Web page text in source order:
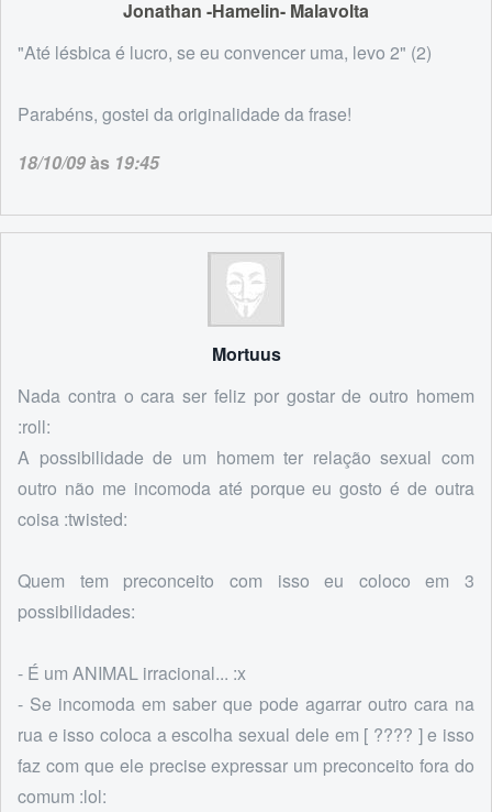
Jonathan -Hamelin- Malavolta
"Até lésbica é lucro, se eu convencer uma, levo 2" (2)
Parabéns, gostei da originalidade da frase!
18/10/09às 19:45
Mortuus
Nada contra o cara ser feliz por gostar de outro homem
:roll:
A possibilidade de um homem ter relação sexual com
outro não me incomoda até porque eu gosto é de outra
coisa :twisted:
Quem tem preconceito com isso eu coloco em 3
possibilidades:
- É um ANIMAL irracional... :x
- Se incomoda em saber que pode agarrar outro cara na
rua e isso coloca a escolha sexual dele em [ ???? ] e isso
faz com que ele precise expressar um preconceito fora do
comum :lol: